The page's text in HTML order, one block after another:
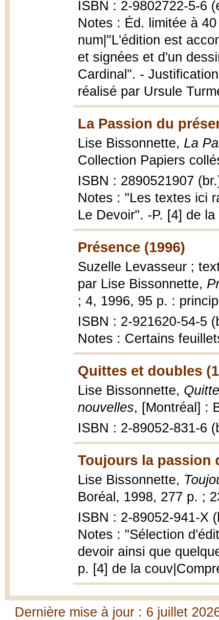
ISBN : 2-9802722-5-6
Notes : Éd. limitée à
num|"L'édition est
et signées et d'un
Cardinal". -
réalisé par Ursule
La Passion du
Lise Bissonnette, La
Collection Papiers
ISBN : 2890521907
Notes : "Les textes ici
Le Devoir". -P. [4] de la
Présence (1996)
Suzelle Levasseur ;
par Lise Bissonnette,
; 4, 1996, 95 p. :
ISBN : 2-921620-54-5
Notes : Certains
Quittes et doubles
Lise Bissonnette,
nouvelles, [Montréal] :
ISBN : 2-89052-831-6
Toujours la passion
Lise Bissonnette,
Boréal, 1998, 277 p. ;
ISBN : 2-89052-941-X
Notes : "Sélection
devoir ainsi que
p. [4] de la
Dernière mise à jour : 6 juillet